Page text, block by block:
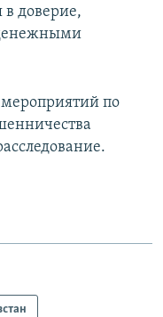
доверие,
по